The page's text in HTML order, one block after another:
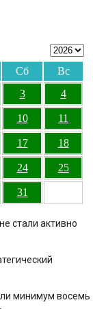
Сб
Вс
3 4
10 11
17 18
24 25
31
стали активно
минимум восемь